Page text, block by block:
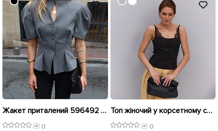
Жакет приталений 596492 Сірий
0
Топ жіночий у корсетному стилі 595977 Чорний
0